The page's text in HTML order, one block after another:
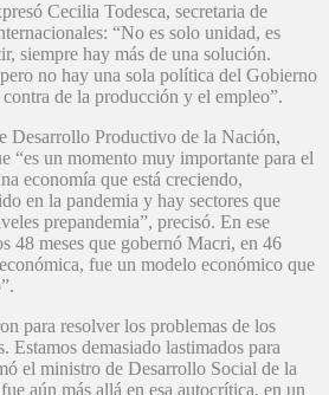
Cecilia Todesca, secretaria de
“No es solo unidad, es
siempre hay más de una solución.
no hay una sola política del Gobierno
de la producción y el empleo”.
Desarrollo Productivo de la Nación,
“es un momento muy importante para el
economía que está creciendo,
en la pandemia y hay sectores que
prepandemia”, precisó. En ese
48 meses que gobernó Macri, en 46
fue un modelo económico que
para resolver los problemas de los
Estamos demasiado lastimados para
el ministro de Desarrollo Social de la
aún más allá en esa autocrítica, en un